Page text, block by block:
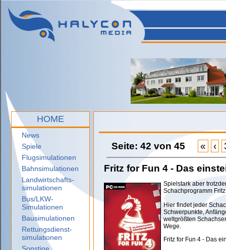
HOME
News
Spiele
Flugsimulationen
Bahnsimulationen
Landwirtschafts-
simulationen
Bus/LKW-
Simulationen
Bausimulationen
Rettungsdienst-
simulationen
Seite: 42 von 45 « ‹
Fritz for Fun 4 - Das
Spielstark aber
Schachprogramm
Hier findet jeder
Schwerpunkte,
weltgrößten
Wege.
Fritz for Fun 4 - Das